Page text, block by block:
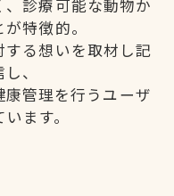
診療可能な動物か
特徴的。
る想いを取材し記
、
管理を行うユーザ
ます。